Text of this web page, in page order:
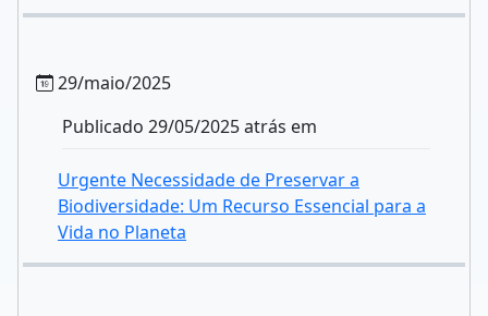
29/maio/2025
Publicado 29/05/2025 atrás em
Urgente Necessidade de Preservar a
Biodiversidade: Um Recurso Essencial para a
Vida no Planeta